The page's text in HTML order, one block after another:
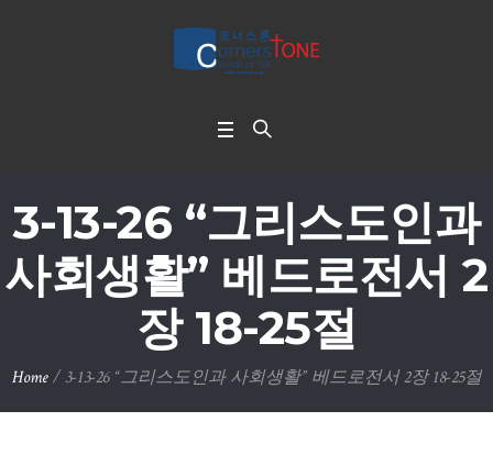
3-13-26 “그리스도인과
사회생활” 베드로전서 2
장 18-25절
Home / 3-13-26 “그리스도인과 사회생활” 베드로전서 2장 18-25절